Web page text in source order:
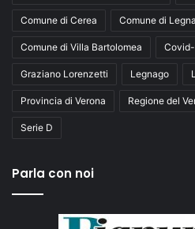
Comune di Cerea Comune di
Comune di Villa Bartolomea
Graziano Lorenzetti Legnago
Provincia di Verona Regione del
Serie D
Parla con noi